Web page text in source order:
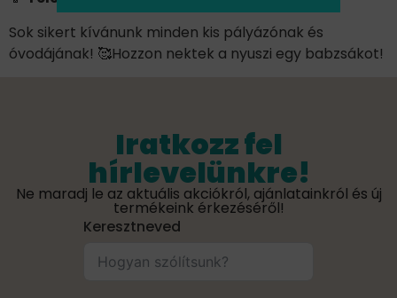
Sok sikert kívánunk minden kis pályázónak és
óvodájának! 🥰Hozzon nektek a nyuszi egy babzsákot!
Iratkozz fel
hírlevelünkre!
Ne maradj le az aktuális akciókról, ajánlatainkról és új
termékeink érkezéséről!
Keresztneved